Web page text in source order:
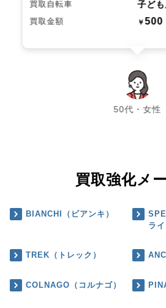
買取自転車 子ど
買取金額 ￥500
50代・女性
chevron_left chevron_right
買取強化メ
BIANCHI（ビアンキ）
ライ
TREK（トレック）
COLNAGO（コルナゴ）